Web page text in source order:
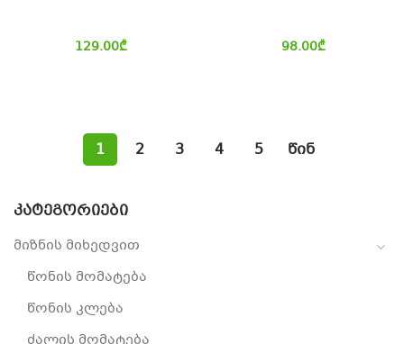
ᲙᲐᲢᲔᲒᲝᲠᲘᲔᲑᲘ
მიზნის მიხედვით
წონის მომატება
წონის კლება
129.00₾ 98.00₾
1 2 3 4 5 წინ